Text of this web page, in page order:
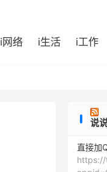
i网络 i生活 i工作
说
直接加
https://